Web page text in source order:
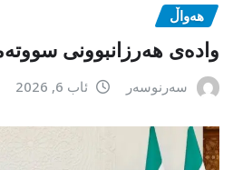
هەواڵ
وادەی هەرزانبوونی
سەرنوسەر ئاب 6, 2026